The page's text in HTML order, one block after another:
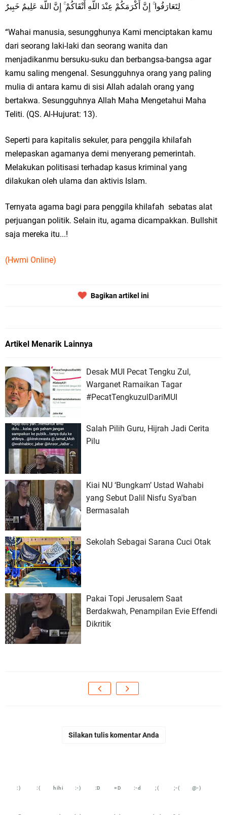
لِتَعَارَفُوا ۚ إِنَّ أَكْرَمَكُمْ عِنْدَ اللَّهِ أَتْقَاكُمْ ۚ إِنَّ اللَّهَ عَلِيمٌ خَبِيرٌ
“Wahai manusia, sesungghunya Kami menciptakan kamu
dari seorang laki-laki dan seorang wanita dan
menjadikanmu bersuku-suku dan berbangsa-bangsa agar
kamu saling mengenal. Sesungguhnya orang yang paling
mulia di antara kamu di sisi Allah adalah orang yang
bertakwa. Sesungguhnya Allah Maha Mengetahui Maha
Teliti. (QS. Al-Hujurat: 13).
Seperti para kapitalis sekuler, para penggila khilafah
melepaskan agamanya demi menyerang pemerintah.
Melakukan politisasi terhadap kasus kriminal yang
dilakukan oleh ulama dan aktivis Islam.
Ternyata agama bagi para penggila khilafah sebatas alat
perjuangan politik. Selain itu, agama dicampakkan. Bullshit
saja mereka itu...!
(Hwmi Online)
Bagikan artikel ini
Artikel Menarik Lainnya
Desak MUI Pecat Tengku Zul,
Warganet Ramaikan Tagar
#PecatTengkuzulDariMUI
Salah Pilih Guru, Hijrah Jadi Cerita
Pilu
Kiai NU ‘Bungkam’ Ustad Wahabi
yang Sebut Dalil Nisfu Sya'ban
Bermasalah
Sekolah Sebagai Sarana Cuci Otak
Pakai Topi Jerusalem Saat
Berdakwah, Penampilan Evie Effendi
Dikritik
Silakan tulis komentar Anda
:) :( hihi :-) :D =D :-d ;( ;-( @-)